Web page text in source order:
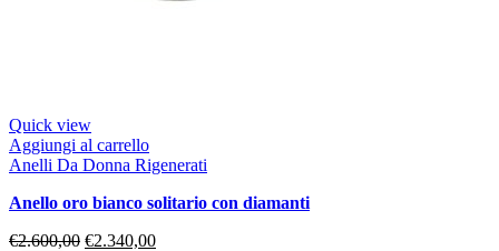
Quick view
Aggiungi al carrello
Anelli Da Donna Rigenerati
anello oro bianco solitario con diamanti
€2.600,00 €2.340,00